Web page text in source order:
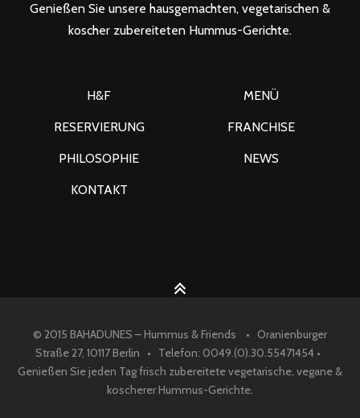
Genießen Sie unsere hausgemachten, vegetarischen &
koscher zubereiteten Hummus-Gerichte.
H&F MENÜ
RESERVIERUNG FRANCHISE
PHILOSOPHIE NEWS
KONTAKT
© 2015 BAHADUNES – Hummus & Friends • Oranienburger
Straße 27, 10117 Berlin • Telefon: 0049.(0).30.55471454 •
Genießen Sie jeden Tag frisch zubereitete vegetarische, vegane &
koscherer Hummus-Gerichte.